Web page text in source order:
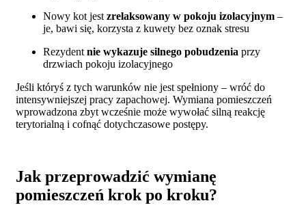
Nowy kot jest zrelaksowany w pokoju izolacyjnym –
je, bawi się, korzysta z kuwety bez oznak stresu
Rezydent nie wykazuje silnego pobudzenia przy
drzwiach pokoju izolacyjnego
Jeśli któryś z tych warunków nie jest spełniony – wróć do
intensywniejszej pracy zapachowej. Wymiana pomieszczeń
wprowadzona zbyt wcześnie może wywołać silną reakcję
terytorialną i cofnąć dotychczasowe postępy.
Jak przeprowadzić wymianę
pomieszczeń krok po kroku?